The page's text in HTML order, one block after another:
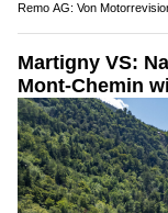
Remo AG: Von
Martigny VS:
Mont-Chemin